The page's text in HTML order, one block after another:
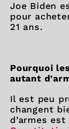
Joe Biden
pour
21 ans.
Pourquoi
autant
Il est peu
changent
d’armes